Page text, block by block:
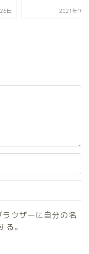
日 2021年10
ウザーに自分の名
。